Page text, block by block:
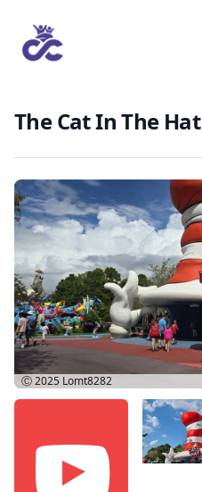
The Cat In The Hat
Ⓒ 2025 Lomt8282